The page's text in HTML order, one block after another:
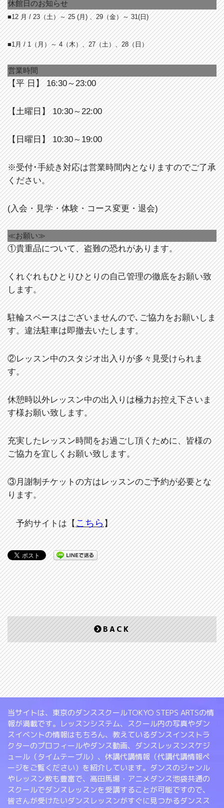
休館日のお知らせ
■12 月 / 23（土）～ 25 (月) 、29（金）～ 31(日)
■1月 / 1（月）～ 4（木）、27（土）、28（日）
営業時間
【平 日】 16:30～23:00
【土曜日】 10:30～22:00
【日曜日】 10:30～19:00
※受付･手続き対応は営業時間内となりますのでご了承
ください。
(入会・見学・体験・コース変更・退会)
≪お願い≫
①貴重品について、盗難の恐れがあります。
くれぐれもひとりひとりの自己管理の徹底をお願い致
します。
駐輪スペースはございませんので､ご協力をお願いしま
す。違法駐車は即撤去いたします。
②レッスン中のスタジオ出入りが多々見受けられま
す。
休憩時以外レッスン中の出入りは極力お控え下さいま
す様お願い致します。
充実したレッスン時間をお過ごし頂くために、皆様の
ご協力を宜しくお願い致します。
③月謝制チケットの方はレッスンのご予約が必要とな
ります。
予約サイトは【こちら】
BACK
当サイトは、東京のダンススクールTOKYO STEPS ARTSの情
報が満載です。レッスンシステム、スクール内の写真やダン
スイベントの情報はもちろん、教えているダンスインストラ
クターのプロフィールやダンス動画、ダンスレッスンスケジ
ュール（タイムテーブル）、休講代講情報（代講代講情報ペ
ージをご覧ください）を紹介しています。ダンスのジャンル
やレッスン数も豊富で、高田馬場・アニメダンス池袋共通の
スクールでダンスレッスンを受講することが可能ですので、
皆さんが受けたいダンスレッスンがすぐに見つかるダンスス